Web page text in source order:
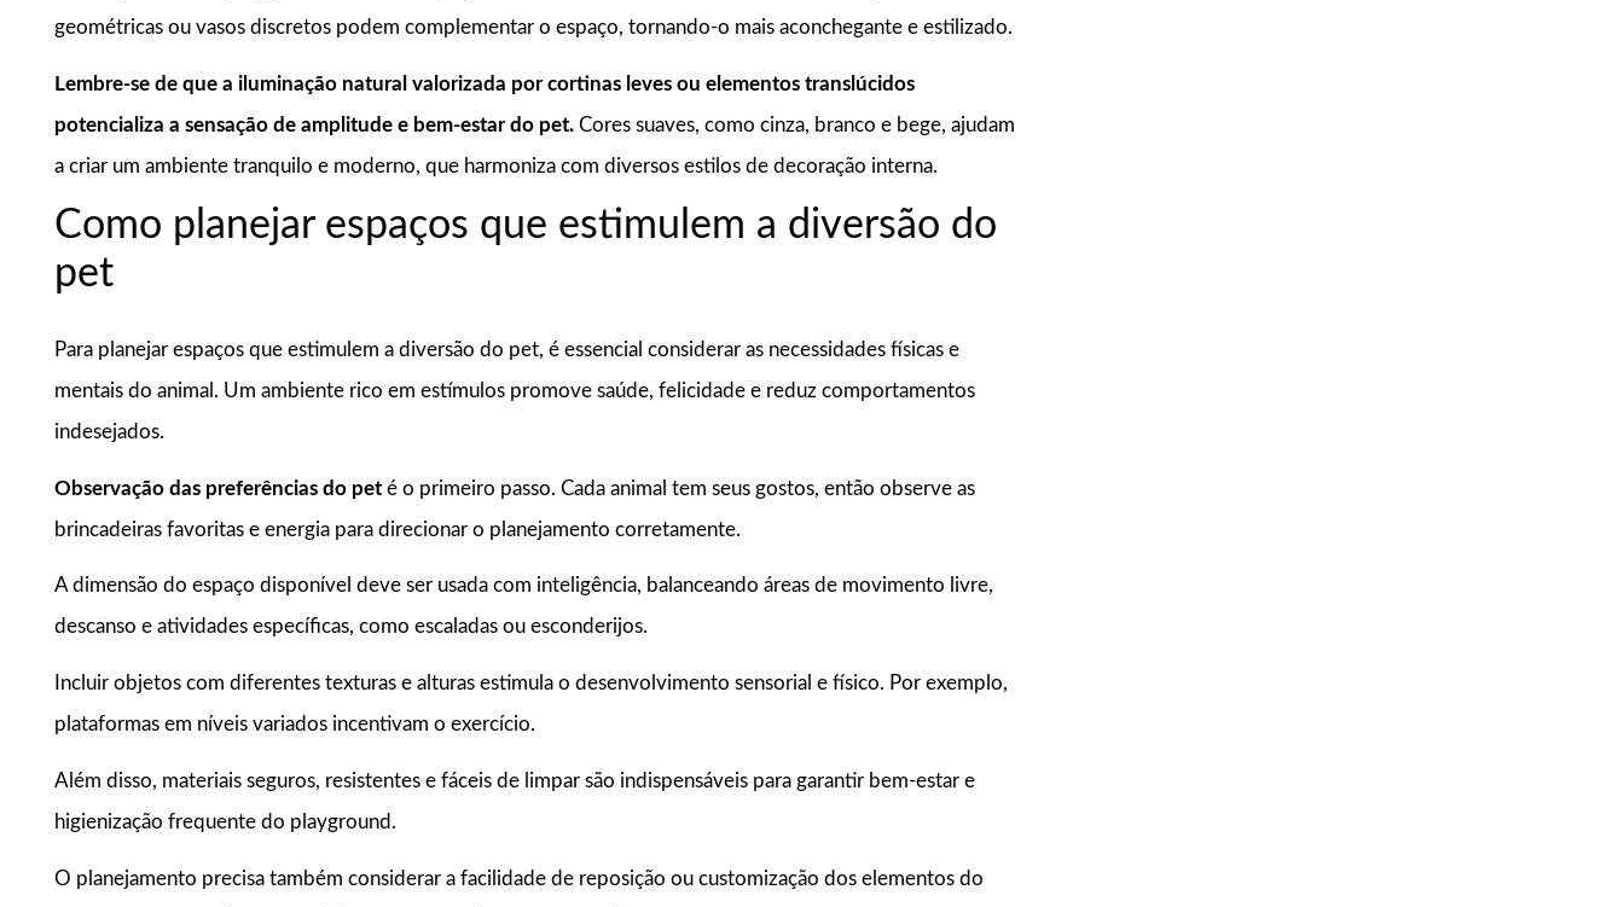
geométricas ou vasos discretos podem complementar o espaço, tornando-o mais aconchegante e estilizado.
Lembre-se de que a iluminação natural valorizada por cortinas leves ou elementos translúcidos
potencializa a sensação de amplitude e bem-estar do pet. Cores suaves, como cinza, branco e bege, ajudam
a criar um ambiente tranquilo e moderno, que harmoniza com diversos estilos de decoração interna.
Como planejar espaços que estimulem a diversão do
pet
Para planejar espaços que estimulem a diversão do pet, é essencial considerar as necessidades físicas e
mentais do animal. Um ambiente rico em estímulos promove saúde, felicidade e reduz comportamentos
indesejados.
Observação das preferências do pet é o primeiro passo. Cada animal tem seus gostos, então observe as
brincadeiras favoritas e energia para direcionar o planejamento corretamente.
A dimensão do espaço disponível deve ser usada com inteligência, balanceando áreas de movimento livre,
descanso e atividades específicas, como escaladas ou esconderijos.
Incluir objetos com diferentes texturas e alturas estimula o desenvolvimento sensorial e físico. Por exemplo,
plataformas em níveis variados incentivam o exercício.
Além disso, materiais seguros, resistentes e fáceis de limpar são indispensáveis para garantir bem-estar e
higienização frequente do playground.
O planejamento precisa também considerar a facilidade de reposição ou customização dos elementos do